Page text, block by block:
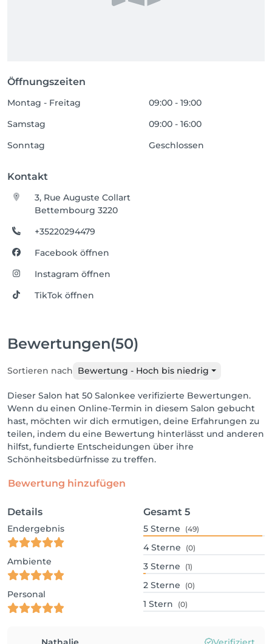
Öffnungszeiten
Montag - Freitag
09:00 - 19:00
Samstag
09:00 - 16:00
Sonntag
Geschlossen
Kontakt
3, Rue Auguste Collart
Bettembourg 3220
+35220294479
Facebook öffnen
Instagram öffnen
TikTok öffnen
Bewertungen(50)
Sortieren nach Bewertung - Hoch bis niedrig
Dieser Salon hat 50 Salonkee verifizierte Bewertungen.
Wenn du einen Online-Termin in diesem Salon gebucht
hast, möchten wir dich ermutigen, deine Erfahrungen zu
teilen, indem du eine Bewertung hinterlässt und anderen
hilfst, fundierte Entscheidungen über ihre
Schönheitsbedürfnisse zu treffen.
Bewertung hinzufügen
Details
Endergebnis
Ambiente
Personal
Gesamt 5
5 Sterne (49)
4 Sterne (0)
3 Sterne (1)
2 Sterne (0)
1 Stern (0)